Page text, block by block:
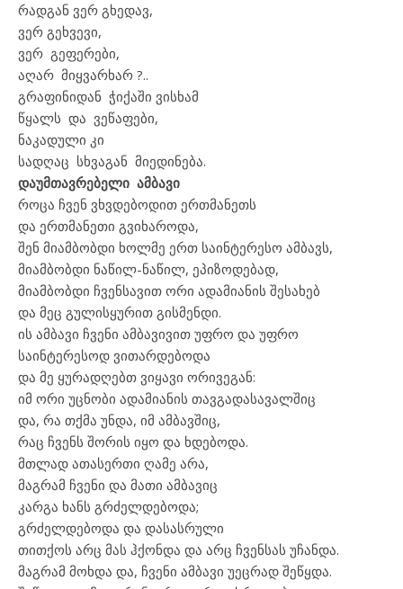
რადგან ვერ გხედავ,
ვერ გეხვევი,
ვერ გეფერები,
აღარ მიყვარხარ ?..
გრაფინიდან ჭიქაში ვისხამ
წყალს და ვეწაფები,
ნაკადული კი
სადღაც სხვაგან მიედინება.
დაუმთავრებელი ამბავი
როცა ჩვენ ვხვდებოდით ერთმანეთს
და ერთმანეთი გვიხაროდა,
შენ მიამბობდი ხოლმე ერთ საინტერესო ამბავს,
მიამბობდი ნაწილ-ნაწილ, ეპიზოდებად,
მიამბობდი ჩვენსავით ორი ადამიანის შესახებ
და მეც გულისყურით გისმენდი.
ის ამბავი ჩვენი ამბავივით უფრო და უფრო
საინტერესოდ ვითარდებოდა
და მე ყურადღებთ ვიყავი ორივეგან:
იმ ორი უცნობი ადამიანის თავგადასავალშიც
და, რა თქმა უნდა, იმ ამბავშიც,
რაც ჩვენს შორის იყო და ხდებოდა.
მთლად ათასერთი ღამე არა,
მაგრამ ჩვენი და მათი ამბავიც
კარგა ხანს გრძელდებოდა;
გრძელდებოდა და დასასრული
თითქოს არც მას ჰქონდა და არც ჩვენსას უჩანდა.
მაგრამ მოხდა და, ჩვენი ამბავი უეცრად შეწყდა.